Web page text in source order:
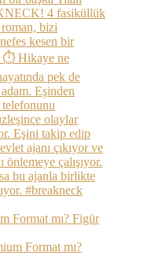
Format mı? Figür